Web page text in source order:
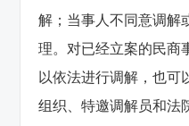
解；当事人不同意调解
理。对已经立案的民商
以依法进行调解，也可
组织、特邀调解员和法